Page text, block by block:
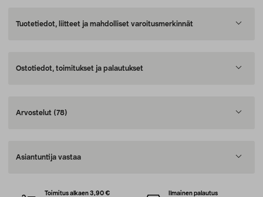
Tuotetiedot, liitteet ja mahdolliset varoitusmerkinnät
Ostotiedot, toimitukset ja palautukset
Arvostelut (78)
Asiantuntija vastaa
Toimitus alkaen 3,90 €
Ilmainen palautus